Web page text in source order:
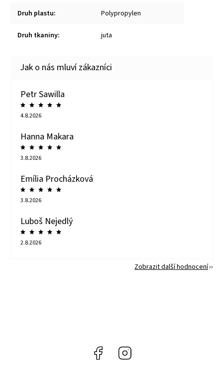
Druh plastu: Polypropylen
Druh tkaniny: juta
Petr Sawilla
4.8.2026
Hanna Makara
3.8.2026
Emília Procházková
3.8.2026
Luboš Nejedlý
2.8.2026
Zobrazit další hodnocení
Facebook